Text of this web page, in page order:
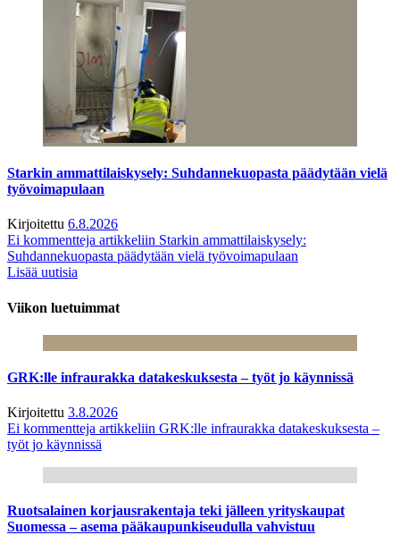
Starkin ammattilaiskysely: Suhdannekuopasta päädytään vielä
työvoimapulaan
Kirjoitettu 6.8.2026
Ei kommentteja artikkeliin Starkin ammattilaiskysely:
Suhdannekuopasta päädytään vielä työvoimapulaan
Lisää uutisia
Viikon luetuimmat
GRK:lle infraurakka datakeskuksesta – työt jo käynnissä
Kirjoitettu 3.8.2026
Ei kommentteja artikkeliin GRK:lle infraurakka datakeskuksesta –
työt jo käynnissä
Ruotsalainen korjausrakentaja teki jälleen yrityskaupat
Suomessa – asema pääkaupunkiseudulla vahvistuu